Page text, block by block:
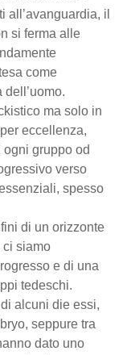
il
si ferma alle
come
ma solo in
eccellenza,
gruppo od
verso
spesso
di un orizzonte
ci siamo
e di una
tedeschi.
alcuni die essi,
seppure tra
dato uno